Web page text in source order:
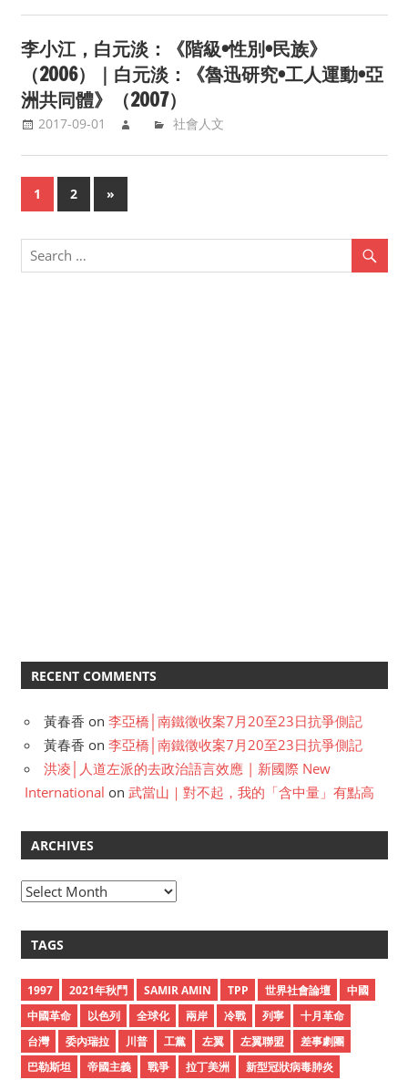
李小江，白元淡：《階級•性別•民族》
（2006）｜白元淡：《魯迅研究•工人運動•亞
洲共同體》（2007）
2017-09-01 社會人文
Posts
navigation
1 2
Next
Posts
»
RECENT COMMENTS
黃春香 on 李亞橋│南鐵徵收案7月20至23日抗爭側記
黃春香 on 李亞橋│南鐵徵收案7月20至23日抗爭側記
洪凌│人道左派的去政治語言效應 | 新國際 New
International on 武當山｜對不起，我的「含中量」有點高
ARCHIVES
A
h
v
e
s
TAGS
1997 2021年秋鬥 SAMIR AMIN TPP 世界社會論壇
中國
中國革命
以色列 全球化 兩岸 冷戰 列寧
十月革命
台灣
委內瑞拉 川普 工黨 左翼 左翼聯盟
差事劇團
巴勒斯坦
帝國主義 戰爭 拉丁美洲
新型冠狀病毒肺炎